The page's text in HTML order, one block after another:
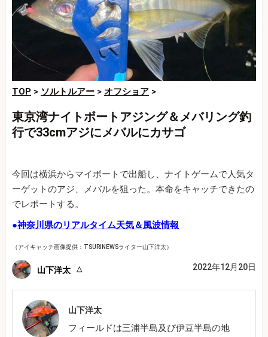
TOP > ソルトルアー > オフショア >
東京湾ナイトボートアジング＆メバリング釣
行で33cmアジにメバルにカサゴ
今回は横浜からマイボートで出船し、ナイトゲームで人気タ
ーゲットのアジ、メバルを狙った。本命をキャッチできたの
でレポートする。
●神奈川県のリアルタイム天気＆風波情報
（アイキャッチ画像提供：TSURINEWSライター山下洋太）
山下洋太 2022年12月20日
山下洋太
フィールドは三浦半島及び伊豆半島の地